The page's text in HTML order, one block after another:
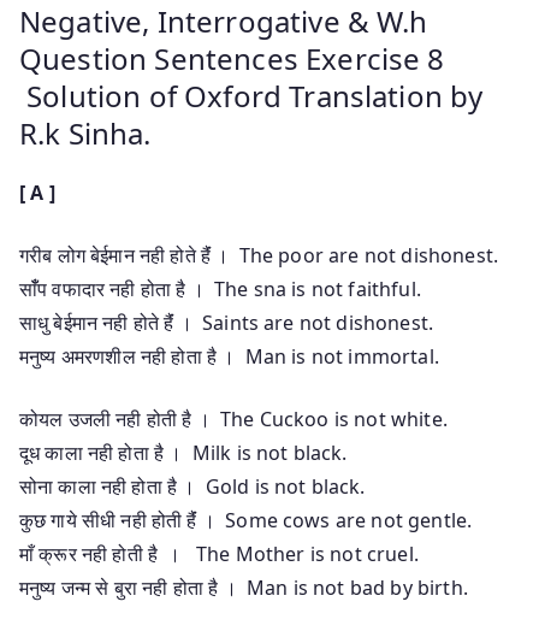
Negative, Interrogative & W.h
Question Sentences Exercise 8
Solution of Oxford Translation by
R.k Sinha.
[ A ]
गरीब लोग बेईमान नही होते हैंं । The poor are not dishonest.
साँँप वफादार नही होता है । The sna is not faithful.
साधु बेईमान नही होते हैंं । Saints are not dishonest.
मनुष्य अमरणशील नही होता है । Man is not immortal.
कोयल उजली नही होती है । The Cuckoo is not white.
दूध काला नही होता है । Milk is not black.
सोना काला नही होता है । Gold is not black.
कुछ गाये सीधी नही होती हैंं । Some cows are not gentle.
माँ क्रूर नही होती है । The Mother is not cruel.
मनुष्य जन्म से बुरा नही होता है । Man is not bad by birth.